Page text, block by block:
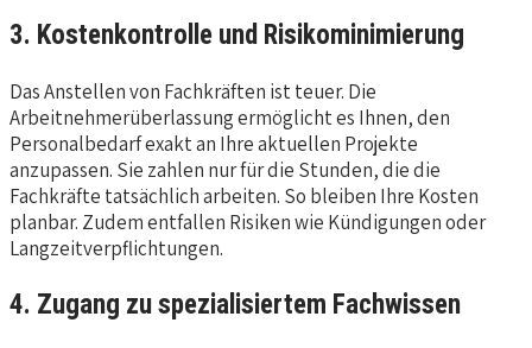
3. Kostenkontrolle und Risikominimierung
Das Anstellen von Fachkräften ist teuer. Die
Arbeitnehmerüberlassung ermöglicht es Ihnen, den
Personalbedarf exakt an Ihre aktuellen Projekte
anzupassen. Sie zahlen nur für die Stunden, die die
Fachkräfte tatsächlich arbeiten. So bleiben Ihre Kosten
planbar. Zudem entfallen Risiken wie Kündigungen oder
Langzeitverpflichtungen.
4. Zugang zu spezialisiertem Fachwissen